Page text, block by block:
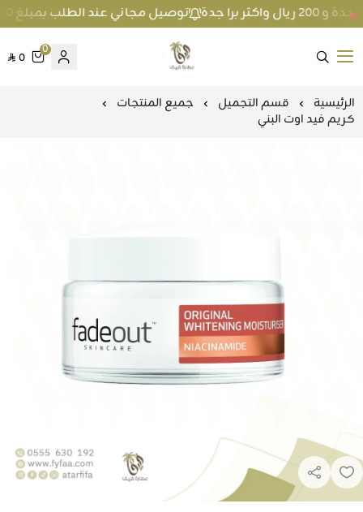
توصيل مجاني عند الطلب بمبلغ 100 ريال واكثر داخل جدة و 200 ريال واكثر برا جدة
متجر عطارة فيفا
0
0
الرئيسية قسم التجميل
جميع المنتجات
كريم فيد اوت البني